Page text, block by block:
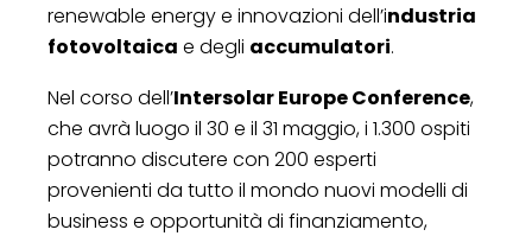
renewable energy e innovazioni dell’industria
fotovoltaica e degli accumulatori.
Nel corso dell’Intersolar Europe Conference,
che avrà luogo il 30 e il 31 maggio, i 1.300 ospiti
potranno discutere con 200 esperti
provenienti da tutto il mondo nuovi modelli di
business e opportunità di finanziamento,